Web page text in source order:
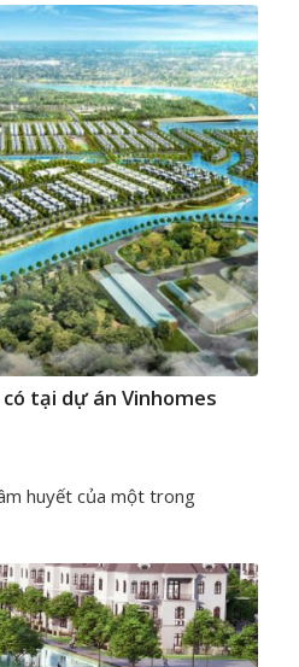
tại dự án Vinhomes
huyết của một trong